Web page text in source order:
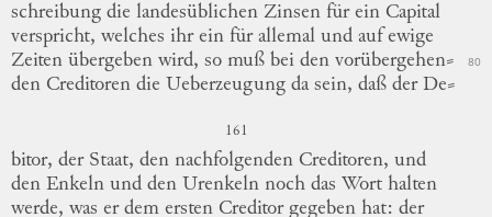
schreibung die landesüblichen Zinsen für ein Capital
verspricht, welches ihr ein für allemal und auf ewige
Zeiten übergeben wird, so muß bei den vorübergehen⸗ 80
den Creditoren die Ueberzeugung da sein, daß der De⸗
161
bitor, der Staat, den nachfolgenden Creditoren, und
den Enkeln und den Urenkeln noch das Wort halten
werde, was er dem ersten Creditor gegeben hat: der